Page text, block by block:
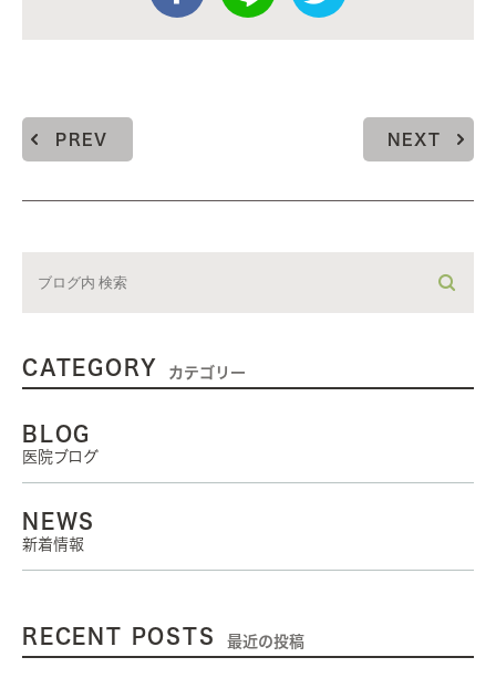
PREV NEXT
CATEGORY カテゴリー
BLOG
医院ブログ
NEWS
新着情報
RECENT POSTS 最近の投稿